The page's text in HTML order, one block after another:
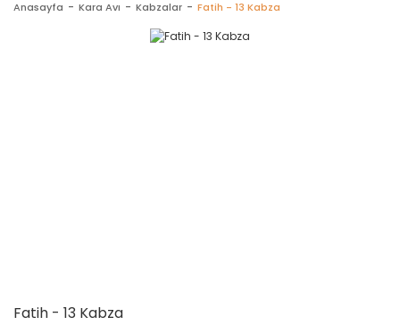
Anasayfa Kara Avı Kabzalar Fatih - 13 Kabza
Fatih - 13 Kabza